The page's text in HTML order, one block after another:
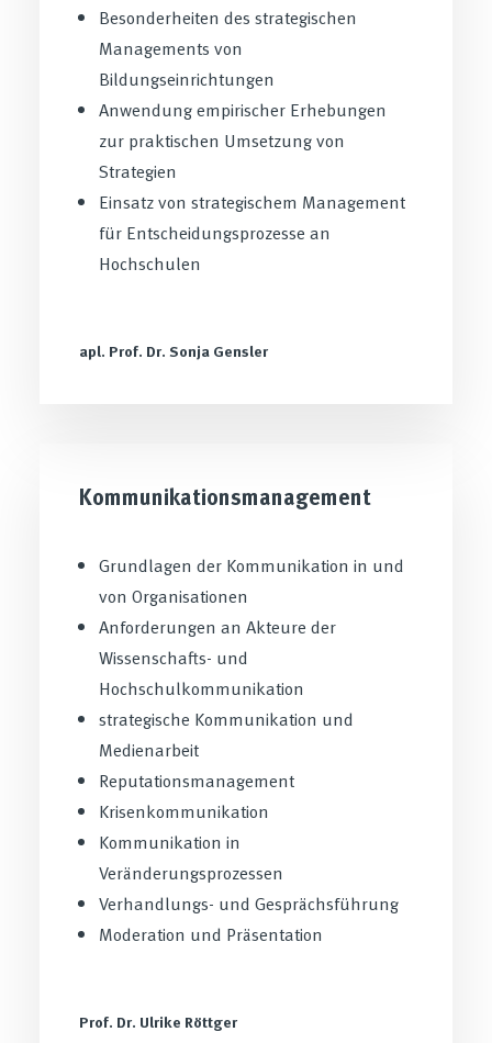
Besonderheiten des strategischen
Managements von
Bildungseinrichtungen
Anwendung empirischer Erhebungen
zur praktischen Umsetzung von
Strategien
Einsatz von strategischem Management
für Entscheidungsprozesse an
Hochschulen
apl. Prof. Dr. Sonja Gensler
Kommunikationsmanagement
Grundlagen der Kommunikation in und
von Organisationen
Anforderungen an Akteure der
Wissenschafts- und
Hochschulkommunikation
strategische Kommunikation und
Medienarbeit
Reputationsmanagement
Krisenkommunikation
Kommunikation in
Veränderungsprozessen
Verhandlungs- und Gesprächsführung
Moderation und Präsentation
Prof. Dr. Ulrike Röttger